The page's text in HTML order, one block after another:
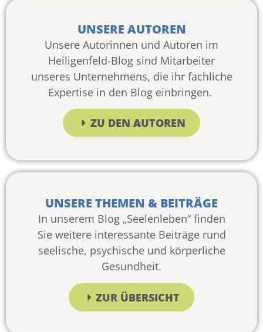
UNSERE AUTOREN
Unsere Autorinnen und Autoren im
Heiligenfeld-Blog sind Mitarbeiter
unseres Unternehmens, die ihr fachliche
Expertise in den Blog einbringen.
ZU DEN AUTOREN
UNSERE THEMEN & BEITRÄGE
In unserem Blog „Seelenleben“ finden
Sie weitere interessante Beiträge rund
seelische, psychische und körperliche
Gesundheit.
ZUR ÜBERSICHT